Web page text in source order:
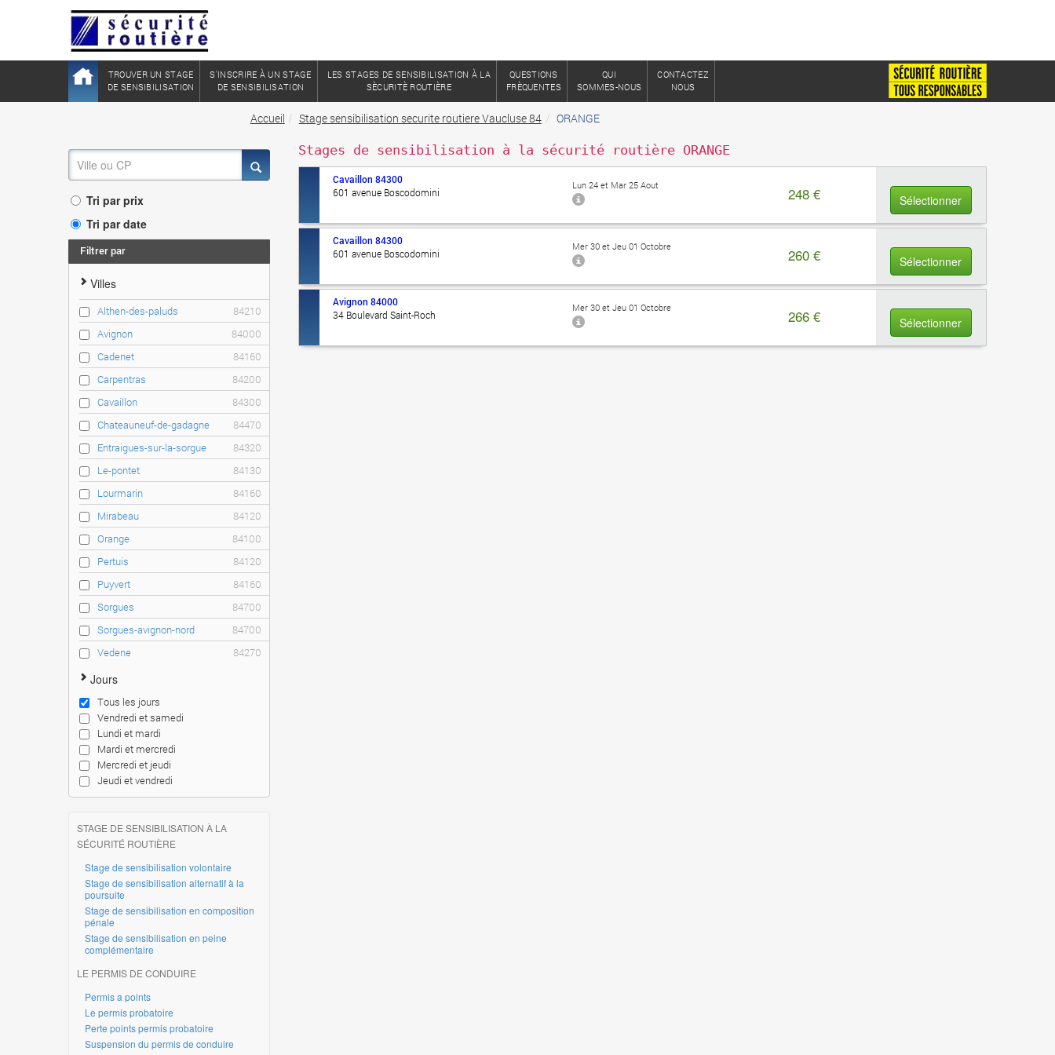
TROUVER UN STAGE
DE SENSIBILISATION
S'INSCRIRE À UN STAGE
DE SENSIBILISATION
LES STAGES DE SENSIBILISATION À LA
SÈCURITÈ ROUTIÈRE
QUESTIONS
FRÈQUENTES
QUI
SOMMES-NOUS
CONTACTEZ
NOUS
Accueil Stage sensibilisation securite routiere Vaucluse 84 ORANGE
Tri par prix
Tri par date
Filtrer par
Villes
Althen-des-paluds
84210
Avignon
84000
Cadenet
84160
Carpentras
84200
Cavaillon
84300
Chateauneuf-de-gadagne
84470
Entraigues-sur-la-sorgue
84320
Le-pontet
84130
Lourmarin
84160
Mirabeau
84120
Orange
84100
Pertuis
84120
Puyvert
84160
Sorgues
84700
Sorgues-avignon-nord
84700
Vedene
84270
Jours
Tous les jours
Vendredi et samedi
Lundi et mardi
Mardi et mercredi
Mercredi et jeudi
Jeudi et vendredi
STAGE DE SENSIBILISATION À LA
SÉCURITÉ ROUTIÈRE
Stage de sensibilisation volontaire
Stage de sensibilisation alternatif à la
poursuite
Stage de sensibilisation en composition
pénale
Stage de sensibilisation en peine
complémentaire
LE PERMIS DE CONDUIRE
Permis a points
Le permis probatoire
Perte points permis probatoire
Suspension du permis de conduire
Stages de sensibilisation à la sécurité routière ORANGE
Sélectionner
Cavaillon 84300
601 avenue Boscodomini
Lun 24 et Mar 25 Aout 248 €
Sélectionner
Cavaillon 84300
601 avenue Boscodomini
Mer 30 et Jeu 01 Octobre 260 €
Sélectionner
Avignon 84000
34 Boulevard Saint-Roch
Mer 30 et Jeu 01 Octobre 266 €